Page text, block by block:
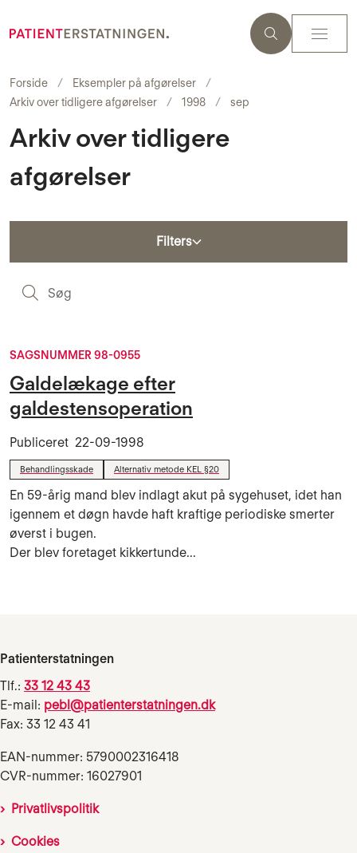
Forside
Eksempler på afgørelser
Arkiv over tidligere afgørelser
1998 sep
Arkiv over tidligere
afgørelser
Filters
SAGSNUMMER 98-0955
Galdelækage efter
galdestensoperation
Publiceret 22-09-1998
Behandlingsskade Alternativ metode KEL §20
En 59-årig mand blev indlagt akut på sygehuset, idet han
igennem et døgn havde haft kraftige periodiske smerter
øverst i bugen.
Der blev foretaget kikkertunde...
Patienterstatningen
Tlf.: 33 12 43 43
E-mail: pebl@patienterstatningen.dk
Fax: 33 12 43 41
EAN-nummer: 5790002316418
CVR-nummer: 16027901
Privatlivspolitik
Cookies